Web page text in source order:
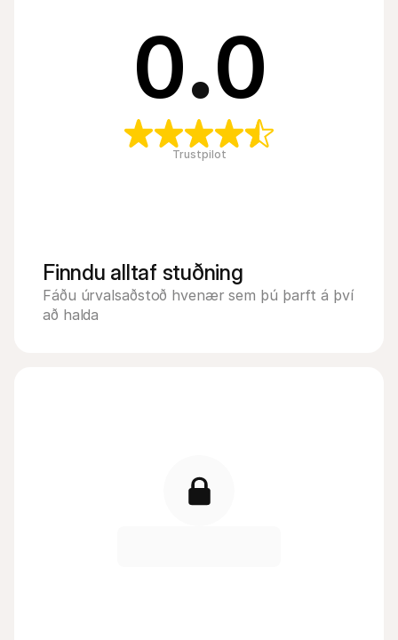
0.0
Trustpilot
Finndu alltaf stuðning
Fáðu úrvalsaðstoð hvenær sem þú þarft á því
að halda